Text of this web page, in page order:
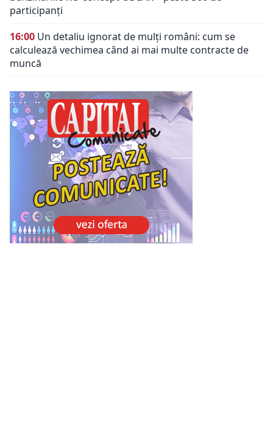
participanți
16:00 Un detaliu ignorat de mulți români: cum se
calculează vechimea când ai mai multe contracte de
muncă